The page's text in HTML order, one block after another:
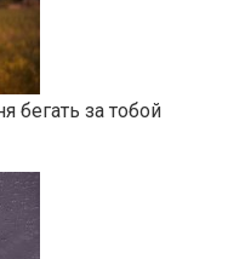
бегать за тобой